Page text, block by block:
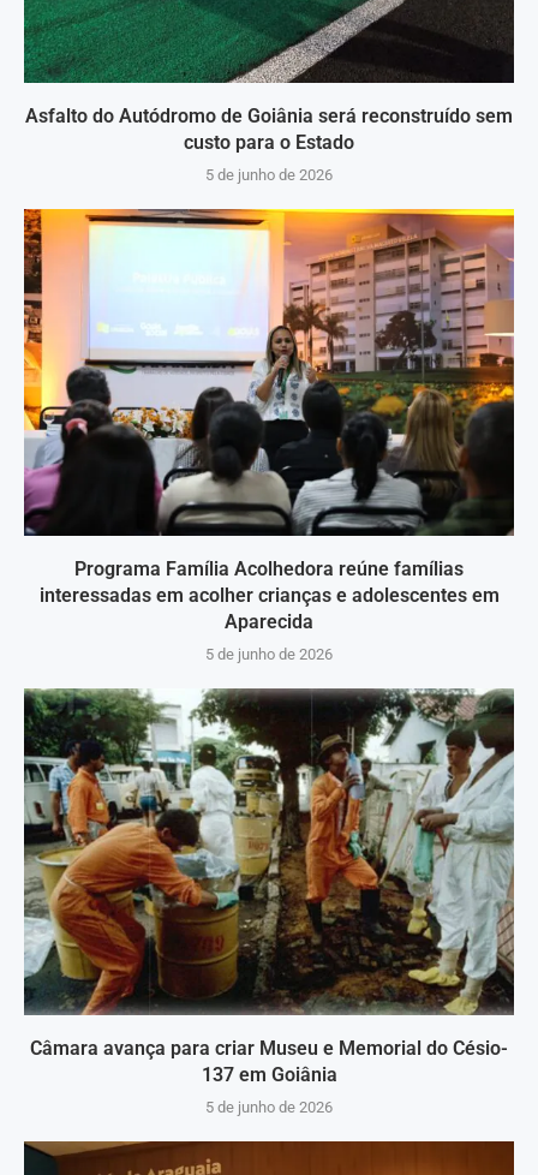
Asfalto do Autódromo de Goiânia será reconstruído sem
custo para o Estado
5 de junho de 2026
Programa Família Acolhedora reúne famílias
interessadas em acolher crianças e adolescentes em
Aparecida
5 de junho de 2026
Câmara avança para criar Museu e Memorial do Césio-
137 em Goiânia
5 de junho de 2026